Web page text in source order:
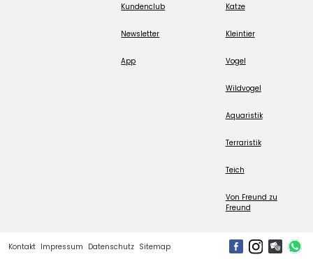
Kundenclub
Newsletter
App
Katze
Kleintier
Vogel
Wildvogel
Aquaristik
Terraristik
Teich
Von Freund zu
Freund
Kontakt Impressum Datenschutz Sitemap